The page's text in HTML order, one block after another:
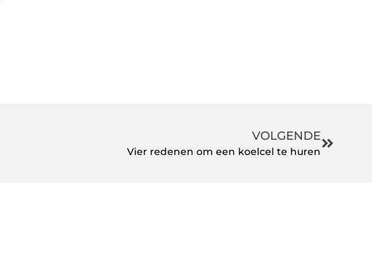
VOLGENDE
Vier redenen om een koelcel te huren